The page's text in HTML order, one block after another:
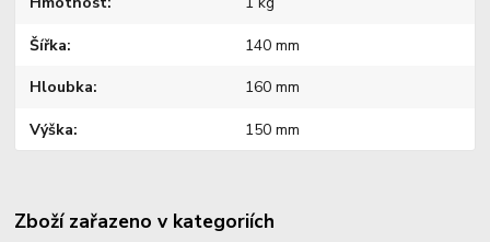
Šířka 140 mm
Hloubka 160 mm
Výška 150 mm
Zboží zařazeno v kategoriích